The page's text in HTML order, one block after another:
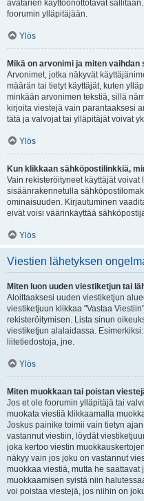
avatarien käyttöönottotavat
foorumin ylläpitäjään.
Ylös
Mikä on arvonimi ja miten vaihdan
Arvonimet, jotka näkyvät
määrän tai tietyt käyttäjät, kuten
minkään arvonimen tekstiä, sillä
kirjoita viestejä vain parantaaksesi
tätä ja valvojat tai ylläpitäjät voivat
Ylös
Kun klikkaan sähköpostilinkkiä,
Vain rekisteröityneet käyttäjät
sisäänrakennetulla
ominaisuuden. Kirjautuminen
eivät voisi väärinkäyttää
Ylös
Viestien lähetyksen
Miten luon uuden viestiketjun tai
Aloittaaksesi uuden viestiketjun
viestiketjuun klikkaa "Vastaa
rekisteröitymisen. Lista sinun
viestiketjun alalaidassa.
liitetiedostoja, jne.
Ylös
Miten muokkaan tai poistan
Jos et ole foorumin ylläpitäjä tai
muokata viestiä klikkaamalla
Joskus painike toimii vain tietyn
vastannut viestiin, löydät
joka kertoo viestin
näkyy vain jos joku on vastannut
muokkaa viestiä, mutta he
muokkaamisen syistä niin
voi poistaa viestejä, jos niihin on